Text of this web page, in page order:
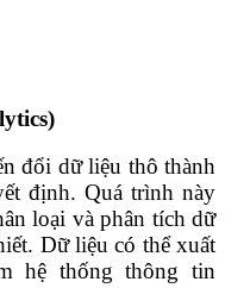
đổi dữ liệu thô thành
định. Quá trình này
loại và phân tích dữ
Dữ liệu có thể xuất
hệ thống thông tin